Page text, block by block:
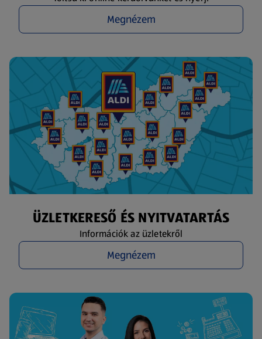
Megnézem
ÜZLETKERESŐ ÉS NYITVATARTÁS
Információk az üzletekről
Megnézem